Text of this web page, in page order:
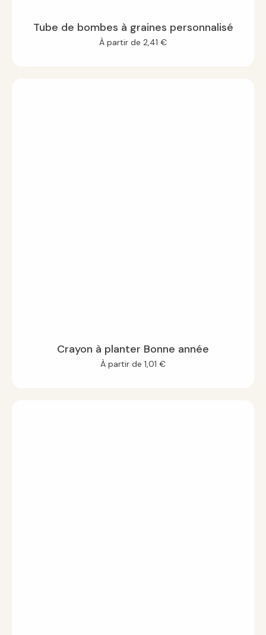
Tube de bombes à graines personnalisé
À partir de 2,41 €
Crayon à planter Bonne année
À partir de 1,01 €